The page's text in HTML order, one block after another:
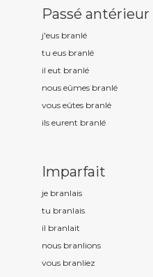
Passé antérieur
j'eus branlé
tu eus branlé
il eut branlé
nous eûmes branlé
vous eûtes branlé
ils eurent branlé
Imparfait
je branlais
tu branlais
il branlait
nous branlions
vous branliez